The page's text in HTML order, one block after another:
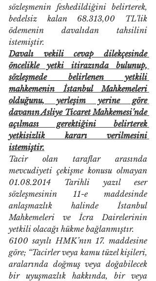
sözleşmenin feshedildiğini belirterek,
bedelsiz kalan 68.313,00 TL’lik
ödemenin davalıdan tahsilini
istemiştir.
Davalı vekili cevap dilekçesinde
öncelikle yetki itirazında bulunup,
sözleşmede belirlenen yetkili
mahkemenin İstanbul Mahkemeleri
olduğunu, yerleşim yerine göre
davanın Asliye Ticaret Mahkemesi’nde
açılması gerektiğini belirterek
yetkisizlik kararı verilmesini
istemiştir.
Tacir olan taraflar arasında
mevcudiyeti çekişme konusu olmayan
01.08.2014 Tarihli yazıl eser
sözleşmesinin 11-e maddesinde
anlaşmazlık halinde İstanbul
Mahkemeleri ve İcra Dairelerinin
yetkili olacağı hükme bağlanmıştır.
6100 sayılı HMK’nın 17. maddesine
göre; “Tacirler veya kamu tüzel kişileri,
aralarında doğmuş veya doğabilecek
bir uyuşmazlık hakkında, bir veya